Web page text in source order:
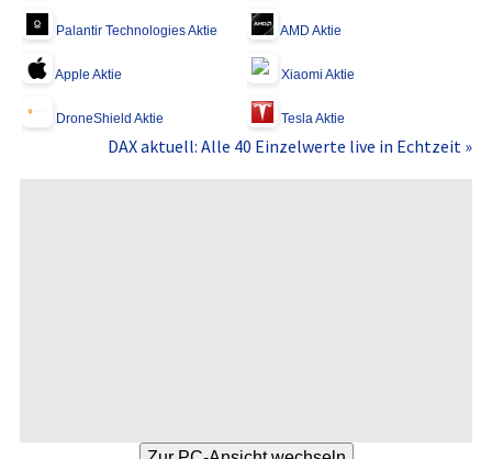
Palantir Technologies Aktie AMD Aktie
Apple Aktie Xiaomi Aktie
DroneShield Aktie Tesla Aktie
DAX aktuell: Alle 40 Einzelwerte live in Echtzeit »